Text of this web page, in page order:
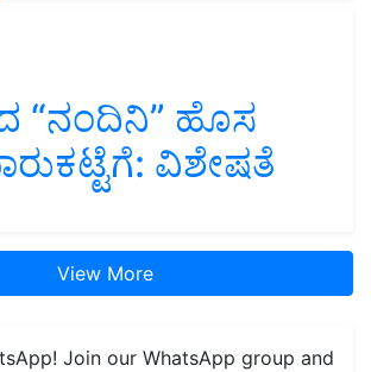
“ನಂದಿನಿ” ಹೊಸ
ವಿಶೇಷತೆ
View More
Join our WhatsApp group and